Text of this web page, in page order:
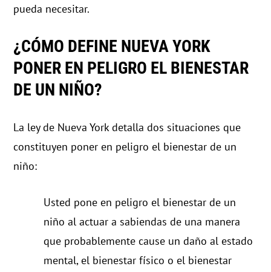
pueda necesitar.
¿CÓMO DEFINE NUEVA YORK
PONER EN PELIGRO EL BIENESTAR
DE UN NIÑO?
La ley de Nueva York detalla dos situaciones que
constituyen poner en peligro el bienestar de un
niño:
Usted pone en peligro el bienestar de un
niño al actuar a sabiendas de una manera
que probablemente cause un daño al estado
mental, el bienestar físico o el bienestar